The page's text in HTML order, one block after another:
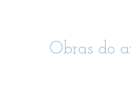
Obras do